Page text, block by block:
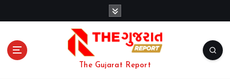
The Gujarat Report